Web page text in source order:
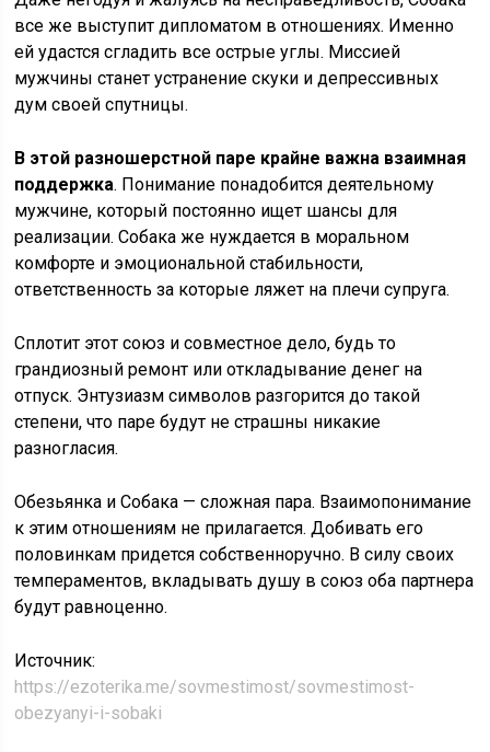
все же выступит дипломатом в отношениях. Именно
ей удастся сгладить все острые углы. Миссией
мужчины станет устранение скуки и депрессивных
дум своей спутницы.
В этой разношерстной паре крайне важна взаимная
поддержка. Понимание понадобится деятельному
мужчине, который постоянно ищет шансы для
реализации. Собака же нуждается в моральном
комфорте и эмоциональной стабильности,
ответственность за которые ляжет на плечи супруга.
Сплотит этот союз и совместное дело, будь то
грандиозный ремонт или откладывание денег на
отпуск. Энтузиазм символов разгорится до такой
степени, что паре будут не страшны никакие
разногласия.
Обезьянка и Собака — сложная пара. Взаимопонимание
к этим отношениям не прилагается. Добивать его
половинкам придется собственноручно. В силу своих
темпераментов, вкладывать душу в союз оба партнера
будут равноценно.
Источник:
https://ezoterika.me/sovmestimost/sovmestimost-
obezyanyi-i-sobaki